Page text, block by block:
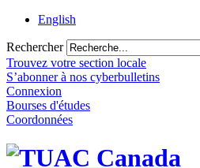
English
Rechercher
Trouvez votre section locale
S’abonner à nos cyberbulletins
Connexion
Bourses d'études
Coordonnées